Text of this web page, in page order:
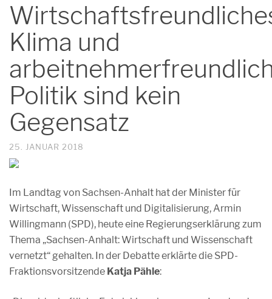
Klima und
Politik sind kein
Gegensatz
25. JANUAR 2018
Im Landtag von Sachsen-Anhalt hat der Minister für
Wirtschaft, Wissenschaft und Digitalisierung, Armin
Willingmann (SPD), heute eine Regierungserklärung zum
Thema „Sachsen-Anhalt: Wirtschaft und Wissenschaft
vernetzt“ gehalten. In der Debatte erklärte die SPD-
Fraktionsvorsitzende Katja Pähle: